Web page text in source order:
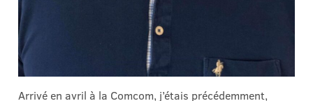
Arrivé en avril à la Comcom, j’étais précédemment,